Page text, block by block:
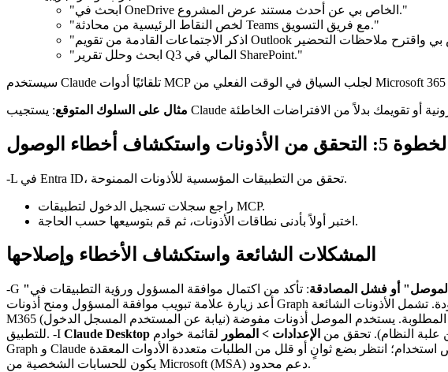
"ابحث في OneDrive الخاص بي عن أحدث مستند عرض المشروع."
"لخص النقاط الرئيسية من محادثة Teams مع فريق التسويق."
"ابحث وحلل تقرير Q3 المالي في SharePoint."
مثال على السلوك المتوقع
الخطوة 5: التحقق من الأذونات واستكشاف أخطاء الوصول
-L في Entra ID، تحقق من التطبيقات المؤسسية للأذونات الممنوحة.
راجع سجلات تسجيل الدخول لتطبيقات MCP.
اختبر أولاً بأدنى نطاقات الأذونات، ثم قم بتوسيعها حسب الحاجة.
المشكلات الشائعة واستكشاف الأخطاء وإصلاحها
-G الموصل" أو فشل المصادقة
للتطبيق. -I
علبة النظام). تحقق من الإعدادات > المطور
يكون للحسابات الشخصية من Microsoft (MSA) دعم محدود.